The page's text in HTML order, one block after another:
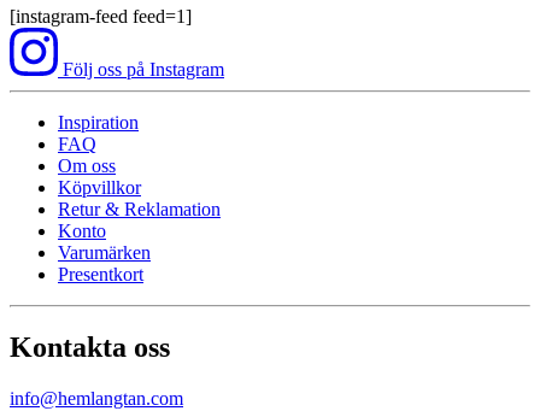
priset
830 kr.
priset
760 kr.
[instagram-feed feed=1]
Följ oss på Instagram
Inspiration
FAQ
Om oss
Köpvillkor
Retur & Reklamation
Konto
Varumärken
Presentkort
Kontakta oss
info@hemlangtan.com